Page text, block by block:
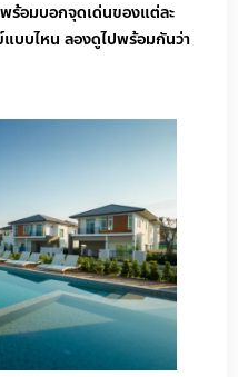
ร้อมบอกจุดเด่นของแต่ละ
แบบไหน ลองดูไปพร้อมกันว่า